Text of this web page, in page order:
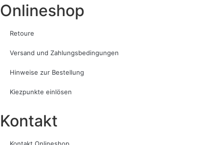
Onlineshop
Retoure
Versand und Zahlungsbedingungen
Hinweise zur Bestellung
Kiezpunkte einlösen
Kontakt​